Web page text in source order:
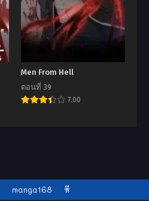
Men From Hell
ตอนที่ 39
7.00
manga168 หี